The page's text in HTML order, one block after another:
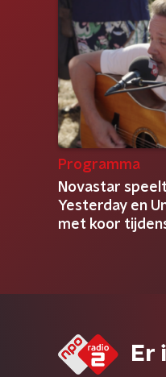
Programma
Novastar
Yesterday en
met koor
Er